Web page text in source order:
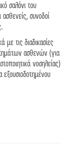
σαλόνι του
συνοδοί
με τις διαδικασίες
ασθενών (για
νοσηλείας)